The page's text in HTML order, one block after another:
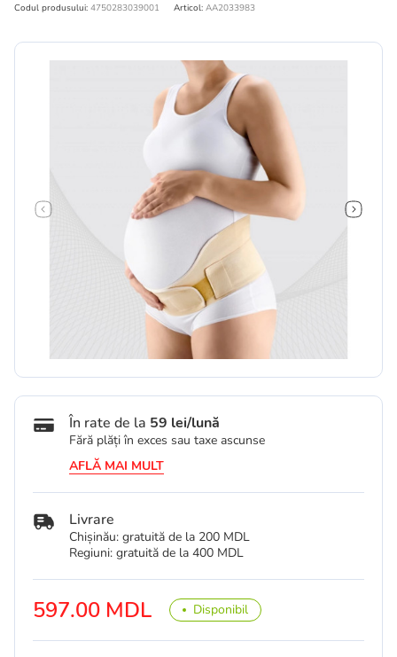
Codul produsului: 4750283039001 Articol: AA2033983
597.00 MDL Disponibil
În rate de la 59 lei/lună
Fără plăți în exces sau taxe ascunse
AFLĂ MAI MULT
Livrare
Chișinău: gratuită de la 200 MDL
Regiuni: gratuită de la 400 MDL